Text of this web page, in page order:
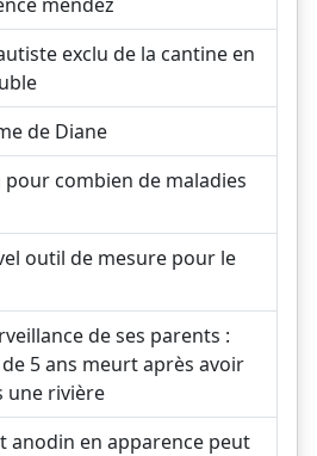
exclu de la cantine en
de Diane
combien de maladies
outil de mesure pour le
de ses parents :
5 ans meurt après avoir
une rivière
anodin en apparence peut